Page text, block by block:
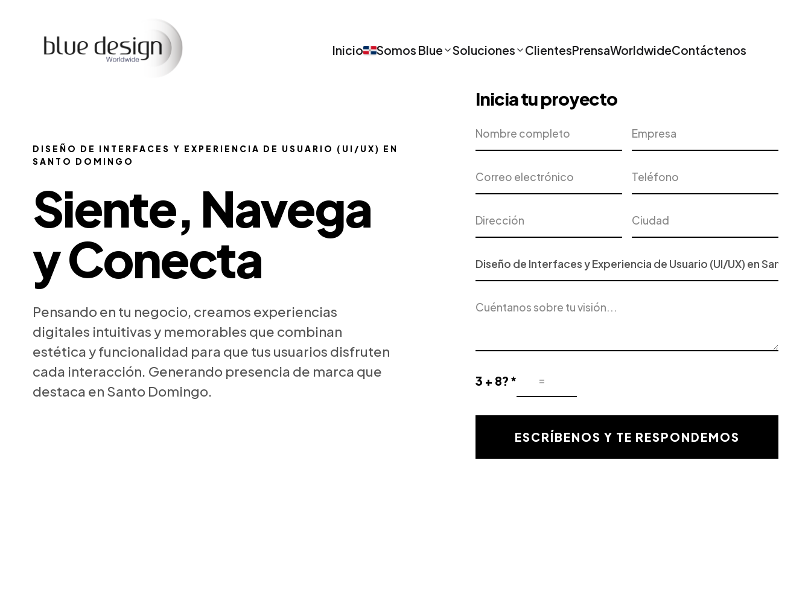
Inicio Somos Blue Soluciones ClientesPrensaWorldwideContáctenos
DISEÑO DE INTERFACES Y EXPERIENCIA DE USUARIO (UI/UX) EN
SANTO DOMINGO
Siente, Navega
y Conecta
Pensando en tu negocio, creamos experiencias
digitales intuitivas y memorables que combinan
estética y funcionalidad para que tus usuarios disfruten
cada interacción. Generando presencia de marca que
destaca en Santo Domingo.
Inicia tu proyecto
completo
electrónico
o
Servicio
Interés
del
3 + 8? *
Resultado
la
validaciónESCRÍBENOS Y TE RESPONDEMOS